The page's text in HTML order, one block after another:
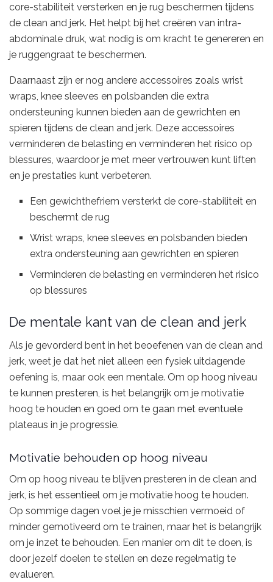
core-stabiliteit versterken en je rug beschermen tijdens
de clean and jerk. Het helpt bij het creëren van intra-
abdominale druk, wat nodig is om kracht te genereren en
je ruggengraat te beschermen.
Daarnaast zijn er nog andere accessoires zoals wrist
wraps, knee sleeves en polsbanden die extra
ondersteuning kunnen bieden aan de gewrichten en
spieren tijdens de clean and jerk. Deze accessoires
verminderen de belasting en verminderen het risico op
blessures, waardoor je met meer vertrouwen kunt liften
en je prestaties kunt verbeteren.
Een gewichthefriem versterkt de core-stabiliteit en
beschermt de rug
Wrist wraps, knee sleeves en polsbanden bieden
extra ondersteuning aan gewrichten en spieren
Verminderen de belasting en verminderen het risico
op blessures
De mentale kant van de clean and jerk
Als je gevorderd bent in het beoefenen van de clean and
jerk, weet je dat het niet alleen een fysiek uitdagende
oefening is, maar ook een mentale. Om op hoog niveau
te kunnen presteren, is het belangrijk om je motivatie
hoog te houden en goed om te gaan met eventuele
plateaus in je progressie.
Motivatie behouden op hoog niveau
Om op hoog niveau te blijven presteren in de clean and
jerk, is het essentieel om je motivatie hoog te houden.
Op sommige dagen voel je je misschien vermoeid of
minder gemotiveerd om te trainen, maar het is belangrijk
om je inzet te behouden. Een manier om dit te doen, is
door jezelf doelen te stellen en deze regelmatig te
evalueren.